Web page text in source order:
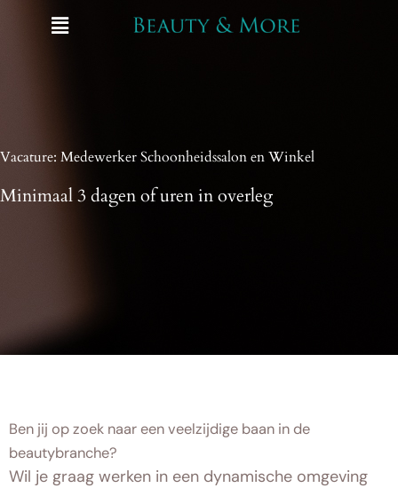
Menu
Vacature: Medewerker Schoonheidssalon en Winkel
Minimaal 3 dagen of uren in overleg
Ben jij op zoek naar een veelzijdige baan in de
beautybranche?
Wil je graag werken in een dynamische omgeving